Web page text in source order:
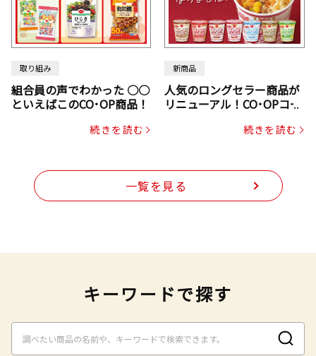
取り組み
組合員の声でわかった ○○
といえばこのCO･OP商品！
続きを読む
新商品
人気のロングセラー商品が
リニューアル！CO･OPコー
続きを読む
一覧を見る
キーワードで探す